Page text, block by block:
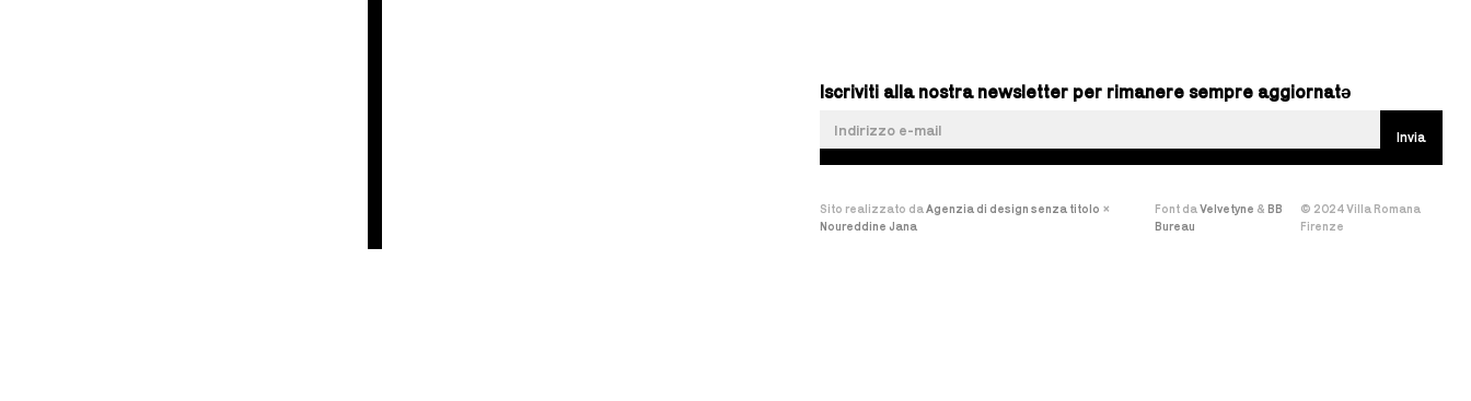
Iscriviti alla nostra newsletter per rimanere sempre aggiornatə
Sito realizzato daAgenzia di design senza titolo ×
Noureddine Jana
Font daVelvetyne & BB
Bureau
© 2024 Villa Romana
Firenze